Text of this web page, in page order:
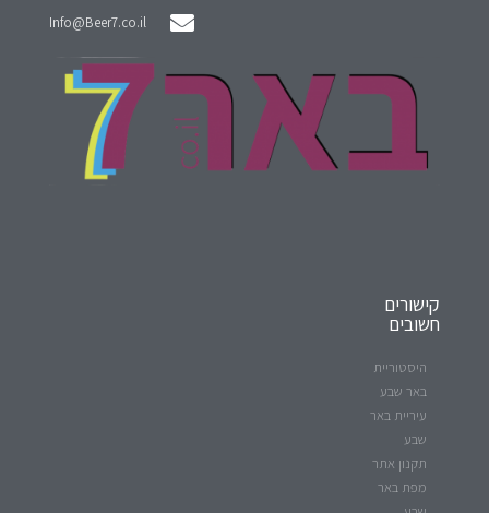
Info@Beer7.co.il
קישורים
חשובים
היסטוריית
באר שבע
עיריית באר
שבע
תקנון אתר
מפת באר